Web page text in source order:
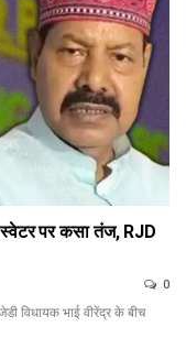
स्वेटर पर कसा तंज, RJD
0
विधायक भाई वीरेंद्र के बीच